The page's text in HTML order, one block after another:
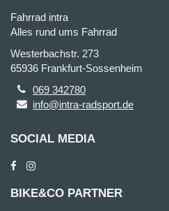
Fahrrad intra
Alles rund ums Fahrrad
Westerbachstr. 273
65936 Frankfurt-Sossenheim
069 342780
info@intra-radsport.de
SOCIAL MEDIA
BIKE&CO PARTNER